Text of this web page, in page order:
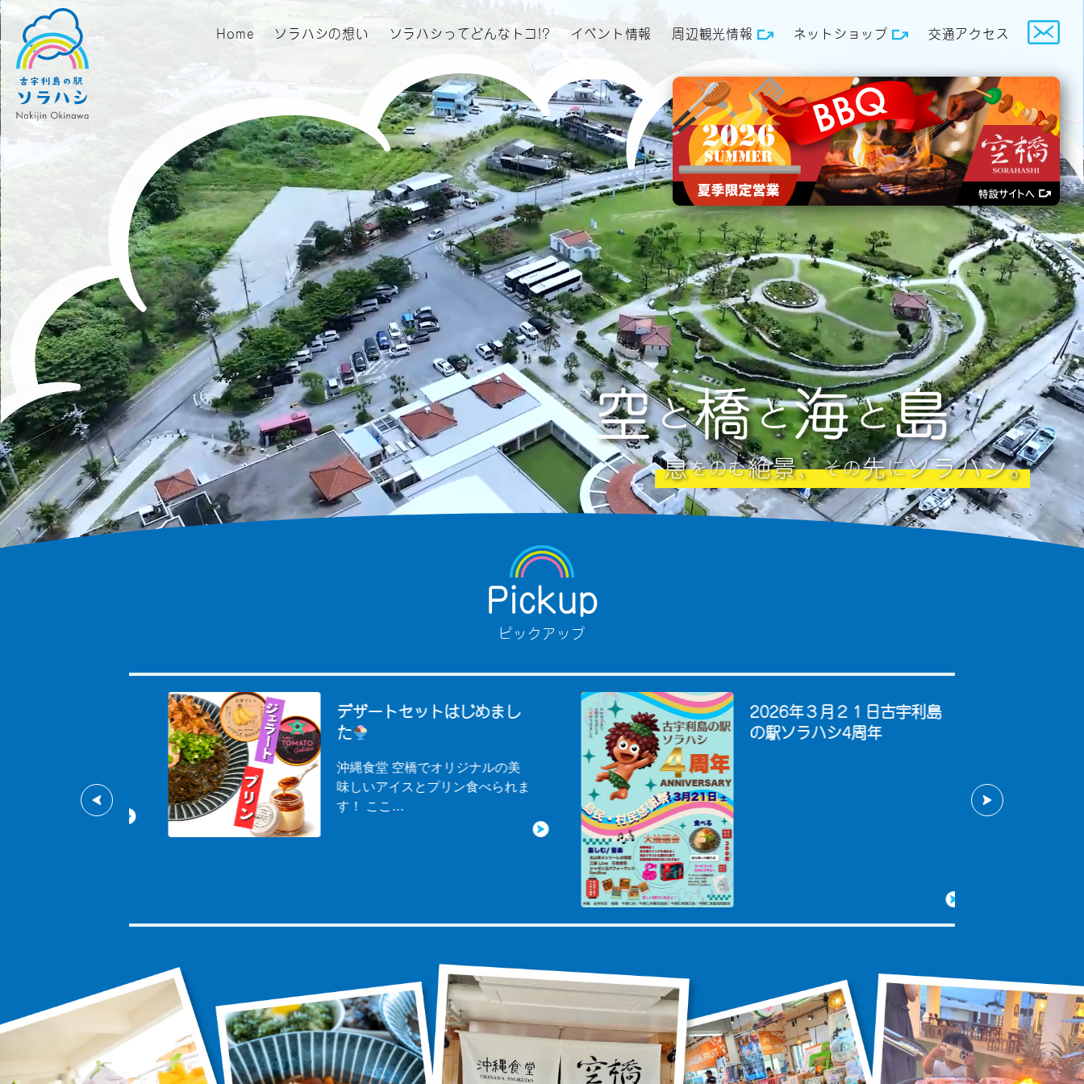
Home ソラハシの想い ソラハシってどんなトコ!? イベント情報 周辺観光情報 ネットショップ 交通アクセス
Pickup
ピックアップ
ザートセット
デザートセットはじめまし
た
沖縄食堂 空橋でオリジナルの美
味しいアイスとプリン食べられま
す！ ここ…
2026年３月２１日古宇利島
の駅ソラハシ4周年